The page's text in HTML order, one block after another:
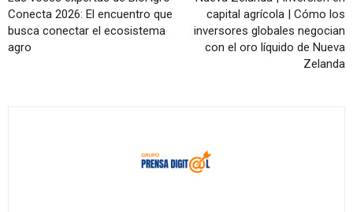
Conecta 2026: El encuentro que
busca conectar el ecosistema
agro
capital agrícola | Cómo los
inversores globales negocian
con el oro líquido de Nueva
Zelanda